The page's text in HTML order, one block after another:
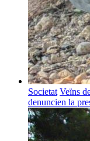
Societat Veïns
denuncien la